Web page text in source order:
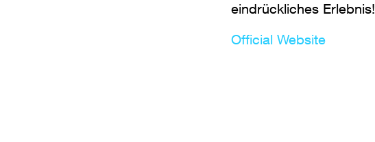
eindrückliches Erlebnis!
Official Website